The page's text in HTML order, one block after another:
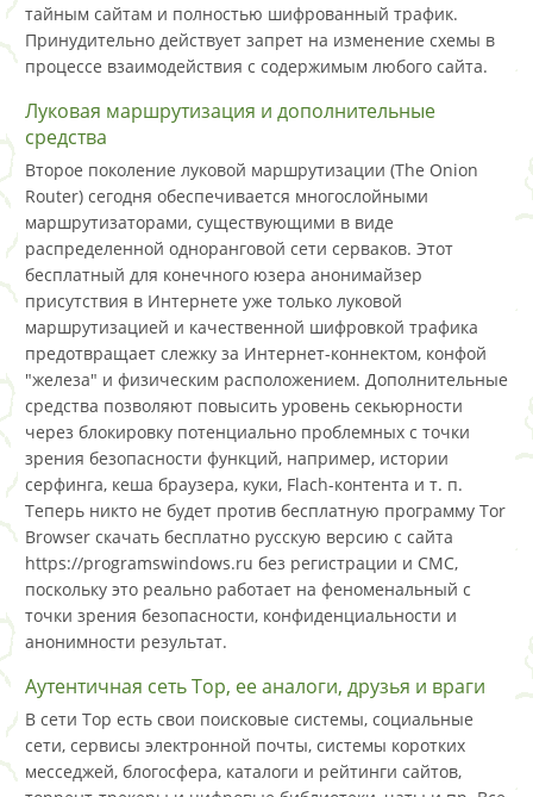
тайным сайтам и полностью шифрованный трафик.
Принудительно действует запрет на изменение схемы в
процессе взаимодействия с содержимым любого сайта.
Луковая маршрутизация и дополнительные
средства
Второе поколение луковой маршрутизации (The Onion
Router) сегодня обеспечивается многослойными
маршрутизаторами, существующими в виде
распределенной одноранговой сети серваков. Этот
бесплатный для конечного юзера анонимайзер
присутствия в Интернете уже только луковой
маршрутизацией и качественной шифровкой трафика
предотвращает слежку за Интернет-коннектом, конфой
"железа" и физическим расположением. Дополнительные
средства позволяют повысить уровень секьюрности
через блокировку потенциально проблемных с точки
зрения безопасности функций, например, истории
серфинга, кеша браузера, куки, Flach-контента и т. п.
Теперь никто не будет против бесплатную программу Tor
Browser скачать бесплатно русскую версию с сайта
https://programswindows.ru без регистрации и СМС,
поскольку это реально работает на феноменальный с
точки зрения безопасности, конфиденциальности и
анонимности результат.
Аутентичная сеть Тор, ее аналоги, друзья и враги
В сети Тор есть свои поисковые системы, социальные
сети, сервисы электронной почты, системы коротких
месседжей, блогосфера, каталоги и рейтинги сайтов,